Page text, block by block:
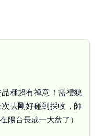
種超有禪意！需禮貌
去剛好碰到採收，師
陽台長成一大盆了）